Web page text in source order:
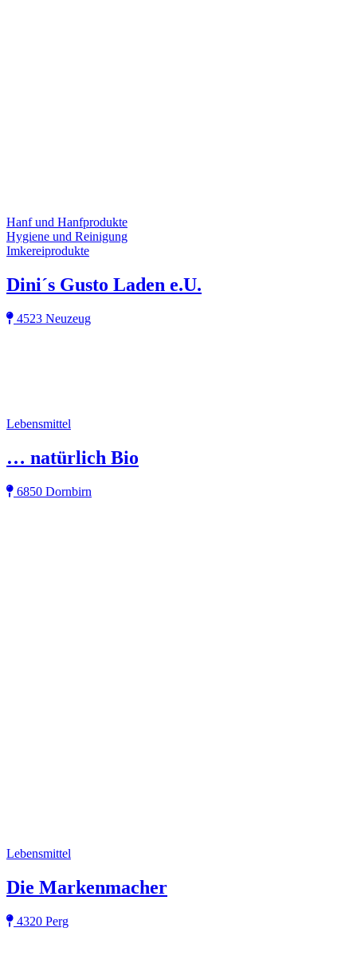
Hanf und Hanfprodukte
Hygiene und Reinigung
Imkereiprodukte
Dini´s Gusto Laden e.U.
4523 Neuzeug
Lebensmittel
… natürlich Bio
6850 Dornbirn
Lebensmittel
Die Markenmacher
4320 Perg